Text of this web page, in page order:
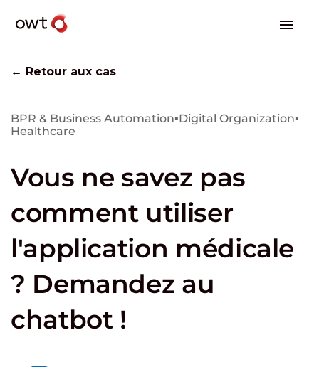
← Retour aux cas
BPR & Business Automation▪Digital Organization▪
Healthcare
Vous ne savez pas
comment utiliser
l'application médicale
? Demandez au
chatbot !